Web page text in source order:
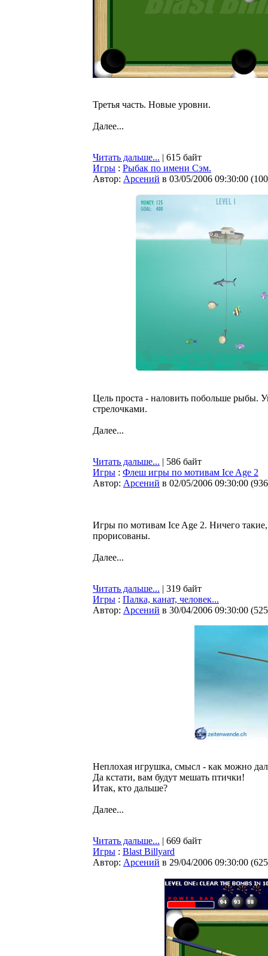
Третья часть. Новые уровни.
Далее...
Читать дальше... | 615 байт
Игры : Рыбак по имени Сэм.
Автор: Арсений в 03/05/2006 09:30:00 (
Цель проста - наловить побольше рыбы.
стрелочками.
Далее...
Читать дальше... | 586 байт
Игры : Флеш игры по мотивам Ice Age 2
Автор: Арсений в 02/05/2006 09:30:00 (
Игры по мотивам Ice Age 2. Ничего
прорисованы.
Далее...
Читать дальше... | 319 байт
Игры : Палка, канат, человек...
Автор: Арсений в 30/04/2006 09:30:00 (
Неплохая игрушка, смысл - как можно
Да кстати, вам будут мешать птички!
Итак, кто дальше?
Далее...
Читать дальше... | 669 байт
Игры : Blast Billyard
Автор: Арсений в 29/04/2006 09:30:00 (